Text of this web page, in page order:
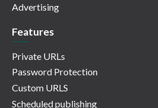
Advertising
Features
Private URLs
Password Protection
Custom URLS
Scheduled publishing